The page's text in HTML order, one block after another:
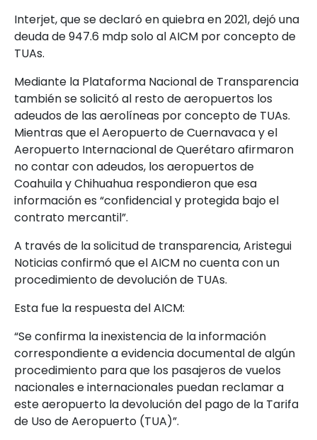
Interjet, que se declaró en quiebra en 2021, dejó una
deuda de 947.6 mdp solo al AICM por concepto de
TUAs.
Mediante la Plataforma Nacional de Transparencia
también se solicitó al resto de aeropuertos los
adeudos de las aerolíneas por concepto de TUAs.
Mientras que el Aeropuerto de Cuernavaca y el
Aeropuerto Internacional de Querétaro afirmaron
no contar con adeudos, los aeropuertos de
Coahuila y Chihuahua respondieron que esa
información es “confidencial y protegida bajo el
contrato mercantil”.
A través de la solicitud de transparencia, Aristegui
Noticias confirmó que el AICM no cuenta con un
procedimiento de devolución de TUAs.
Esta fue la respuesta del AICM:
“Se confirma la inexistencia de la información
correspondiente a evidencia documental de algún
procedimiento para que los pasajeros de vuelos
nacionales e internacionales puedan reclamar a
este aeropuerto la devolución del pago de la Tarifa
de Uso de Aeropuerto (TUA)”.